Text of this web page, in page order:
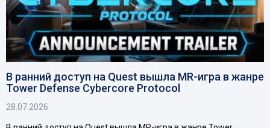
В ранний доступ на Quest вышла MR-игра в жанре
Tower Defense Cybercore Protocol
28.07.2026